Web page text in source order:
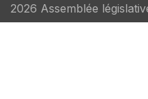
2026 Assemblée